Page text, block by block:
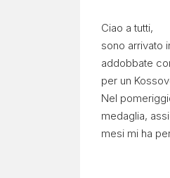
Ciao a tutti,
sono arrivato
addobbate
per un
Nel
medaglia,
mesi mi ha